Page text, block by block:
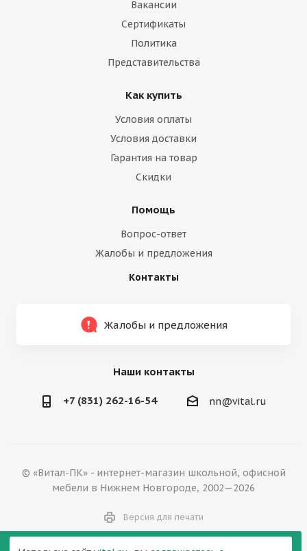
Вакансии
Сертификаты
Политика
Представительства
Как купить
Условия оплаты
Условия доставки
Гарантия на товар
Скидки
Помощь
Вопрос-ответ
Жалобы и предложения
Контакты
Жалобы и предложения
Наши контакты
+7 (831) 262-16-54 nn@vital.ru
© «Витал-ПК» - интернет-магазин школьной, офисной
мебели в Нижнем Новгороде, 2002—2026
Версия для печати